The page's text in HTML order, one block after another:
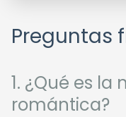
Preguntas
1. ¿Qué es
romántica?